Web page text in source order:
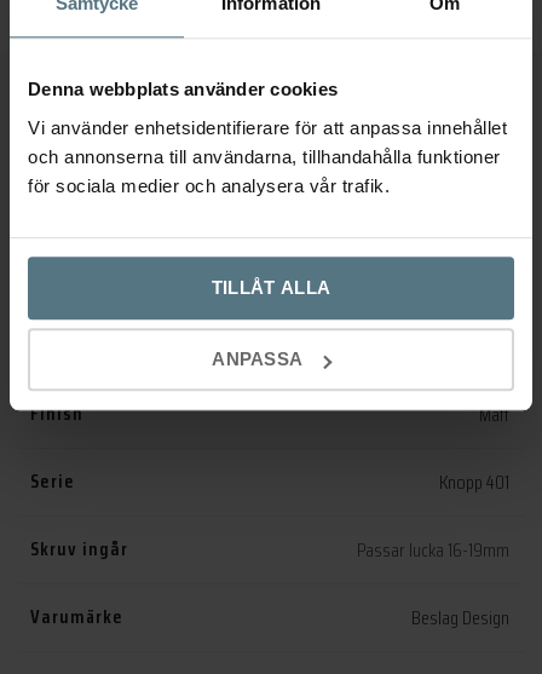
Denna webbplats använder cookies
Vi använder enhetsidentifierare för att anpassa innehållet
och annonserna till användarna, tillhandahålla funktioner
för sociala medier och analysera vår trafik.
TILLÅT ALLA
ANPASSA
Ytterligare information
Recensioner (0)
Finish Matt
Serie Knopp 401
Skruv ingår Passar lucka 16-19mm
Varumärke Beslag Design